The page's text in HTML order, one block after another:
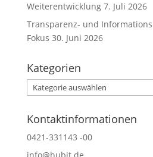
Weiterentwicklung 7. Juli 2026
Transparenz- und
Fokus 30. Juni 2026
Kategorien
Kategorien
Kontaktinformationen
0421-331143 -00